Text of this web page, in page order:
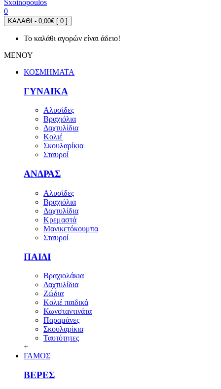
0
ΚΑΛΑΘΙ - 0,00€ [ 0 ]
Το καλάθι αγορών είναι άδειο!
ΜΕΝΟΥ
ΚΟΣΜΗΜΑΤΑ
ΓΥΝΑΙΚΑ
Αλυσίδες
Βραχιόλια
Δαχτυλίδια
Κολιέ
Σκουλαρίκια
Σταυροί
ΑΝΔΡΑΣ
Αλυσίδες
Βραχιόλια
Δαχτυλίδια
Κρεμαστά
Μανικετόκουμπα
Σταυροί
ΠΑΙΔΙ
Βραχιολάκια
Δαχτυλίδια
Ζώδια
Κολιέ παιδικά
Κωνσταντινάτα
Παραμάνες
Σκουλαρίκια
Ταυτότητες
+
ΓΑΜΟΣ
ΒΕΡΕΣ